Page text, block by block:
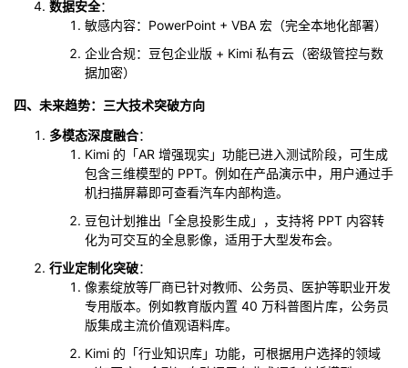
数据安全：
敏感内容：PowerPoint + VBA 宏（完全本地化部署）
企业合规：豆包企业版 + Kimi 私有云（密级管控与数
据加密）
四、未来趋势：三大技术突破方向
多模态深度融合：
Kimi 的「AR 增强现实」功能已进入测试阶段，可生成
包含三维模型的 PPT。例如在产品演示中，用户通过手
机扫描屏幕即可查看汽车内部构造。
豆包计划推出「全息投影生成」，支持将 PPT 内容转
化为可交互的全息影像，适用于大型发布会。
行业定制化突破：
像素绽放等厂商已针对教师、公务员、医护等职业开发
专用版本。例如教育版内置 40 万科普图片库，公务员
版集成主流价值观语料库。
Kimi 的「行业知识库」功能，可根据用户选择的领域